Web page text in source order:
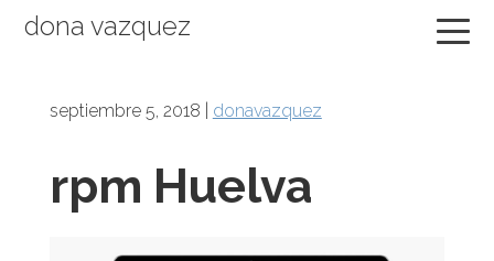
Saltar
navegación
Saltar
principal
Saltar
principal
dona vazquez
septiembre 5, 2018 donavazquez
rpm Huelva